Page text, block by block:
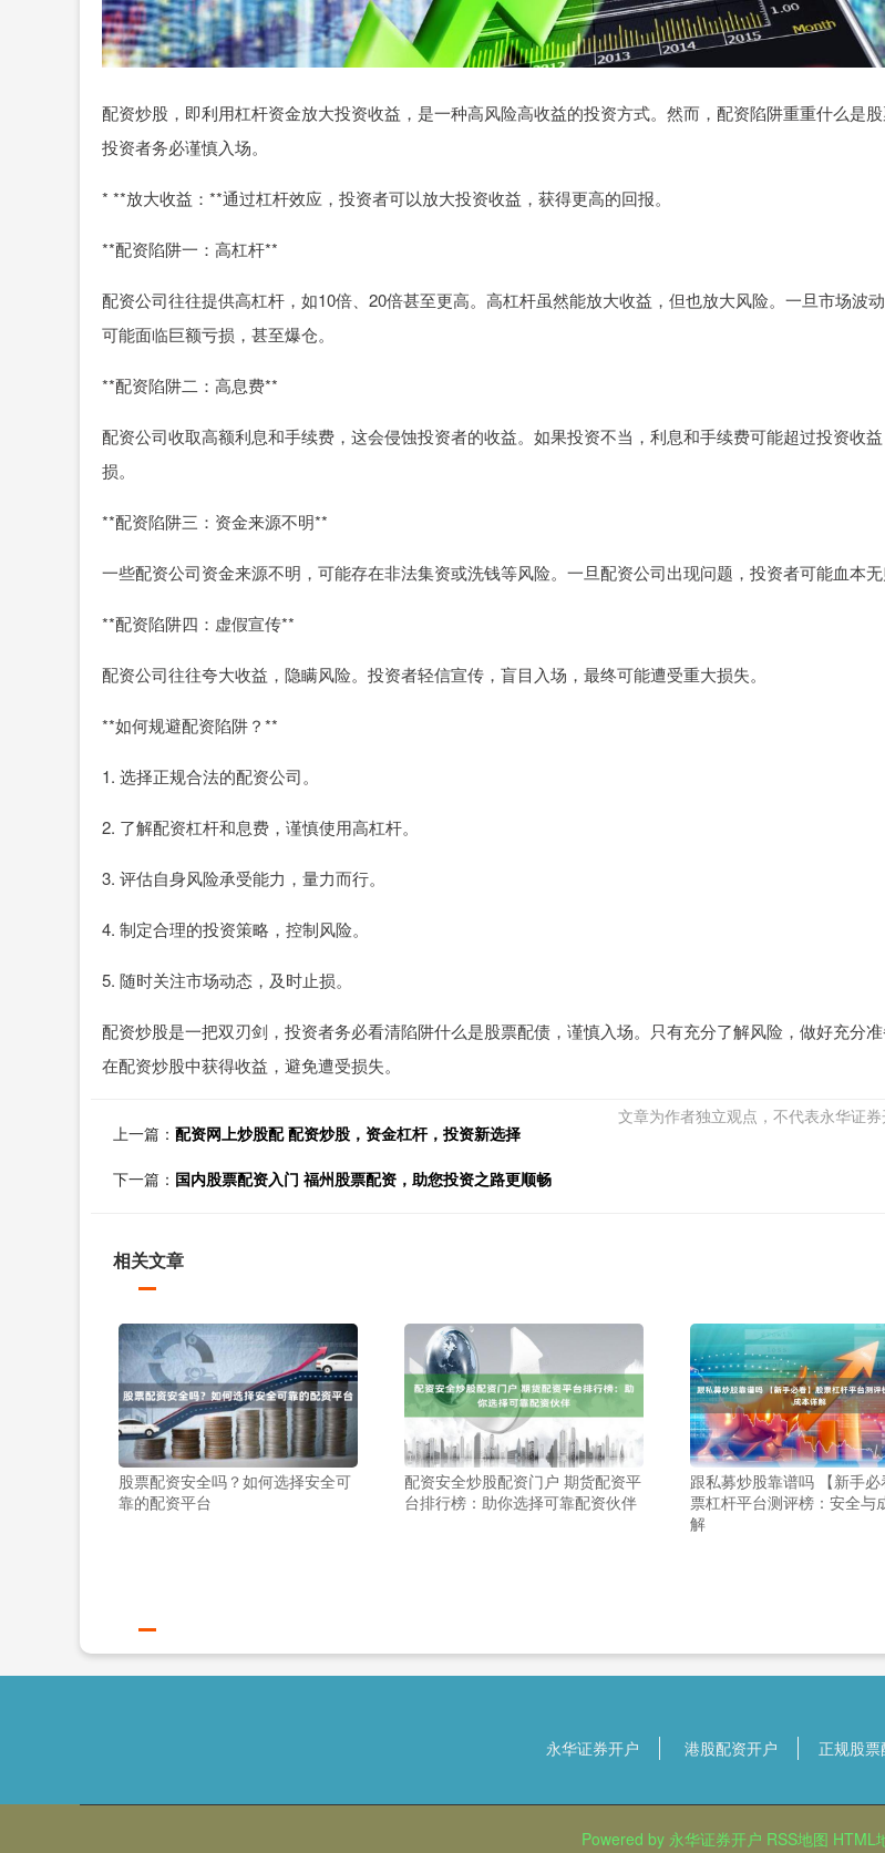
配资炒股，即利用杠杆资金放大投资收益，是一种高风险高收益的投资方式。然而，配资陷阱重重什么是股
投资者务必谨慎入场。
* **放大收益：**通过杠杆效应，投资者可以放大投资收益，获得更高的回报。
**配资陷阱一：高杠杆**
配资公司往往提供高杠杆，如10倍、20倍甚至更高。高杠杆虽然能放大收益，但也放大风险。一旦市场波
可能面临巨额亏损，甚至爆仓。
**配资陷阱二：高息费**
配资公司收取高额利息和手续费，这会侵蚀投资者的收益。如果投资不当，利息和手续费可能超过投资收
损。
**配资陷阱三：资金来源不明**
一些配资公司资金来源不明，可能存在非法集资或洗钱等风险。一旦配资公司出现问题，投资者可能血本无
**配资陷阱四：虚假宣传**
配资公司往往夸大收益，隐瞒风险。投资者轻信宣传，盲目入场，最终可能遭受重大损失。
**如何规避配资陷阱？**
1. 选择正规合法的配资公司。
2. 了解配资杠杆和息费，谨慎使用高杠杆。
3. 评估自身风险承受能力，量力而行。
4. 制定合理的投资策略，控制风险。
5. 随时关注市场动态，及时止损。
配资炒股是一把双刃剑，投资者务必看清陷阱什么是股票配债，谨慎入场。只有充分了解风险，做好充分
在配资炒股中获得收益，避免遭受损失。
文章为作者独立观点，不代表永华证
上一篇： 配资网上炒股配 配资炒股，资金杠杆，投资新选择
下一篇： 国内股票配资入门 福州股票配资，助您投资之路更顺畅
相关文章
股票配资安全吗？如何选择安全可
靠的配资平台
配资安全炒股配资门户 期货配资平
台排行榜：助你选择可靠配资伙伴
跟私募炒股靠谱吗 【新手必
票杠杆平台测评榜：安全与
解
永华证券开户 港股配资开户 正规股
Powered by 永华证券开户 RSS地图 HTML